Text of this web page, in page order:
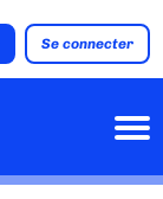
Se connecter